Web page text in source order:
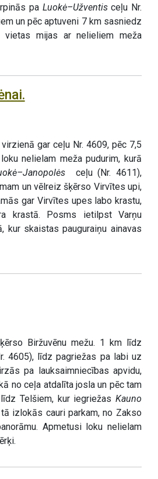
pa Luokė–Užventisceļu Nr.
un pēc aptuveni 7 km sasniedz
vietas mijas ar nelieliem meža
gar ceļu Nr. 4609, pēc 7,5
nelielam meža pudurim, kurā
ceļu (Nr. 4611),
un vēlreiz šķērso Virvītes upi,
gar Virvītes upes labo krastu,
krastā. Posms ietilpst Varņu
kur skaistas pauguraiņu ainavas
Biržuvēnu mežu. 1 km līdz
4605), līdz pagriežas pa labi uz
pa lauksaimniecības apvidu,
no ceļa atdalīta josla un pēc tam
Telšiem, kur iegriežas Kauno
izlokās cauri parkam, no Zakso
Apmetusi loku nelielam